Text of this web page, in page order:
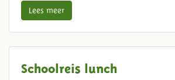
Lees meer
Schoolreis lunch